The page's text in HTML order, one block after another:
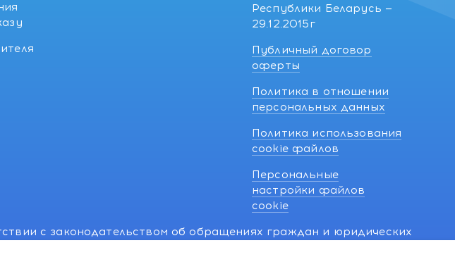
Республики Беларусь —
29.12.2015г
Публичный договор
оферты
Политика в отношении
персональных данных
Политика использования
cookie файлов
Персональные
настройки файлов
cookie
с законодательством об обращениях граждан и юридических